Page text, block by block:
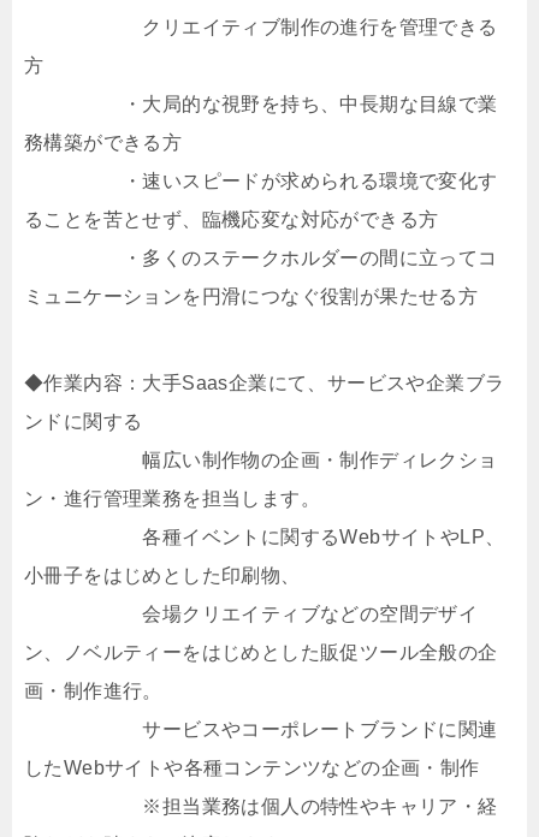
クリエイティブ制作の進行を管理できる
方
・大局的な視野を持ち、中長期な目線で業
務構築ができる方
・速いスピードが求められる環境で変化す
ることを苦とせず、臨機応変な対応ができる方
・多くのステークホルダーの間に立ってコ
ミュニケーションを円滑につなぐ役割が果たせる方
◆作業内容：大手Saas企業にて、サービスや企業ブラ
ンドに関する
幅広い制作物の企画・制作ディレクショ
ン・進行管理業務を担当します。
各種イベントに関するWebサイトやLP、
小冊子をはじめとした印刷物、
会場クリエイティブなどの空間デザイ
ン、ノベルティーをはじめとした販促ツール全般の企
画・制作進行。
サービスやコーポレートブランドに関連
したWebサイトや各種コンテンツなどの企画・制作
※担当業務は個人の特性やキャリア・経